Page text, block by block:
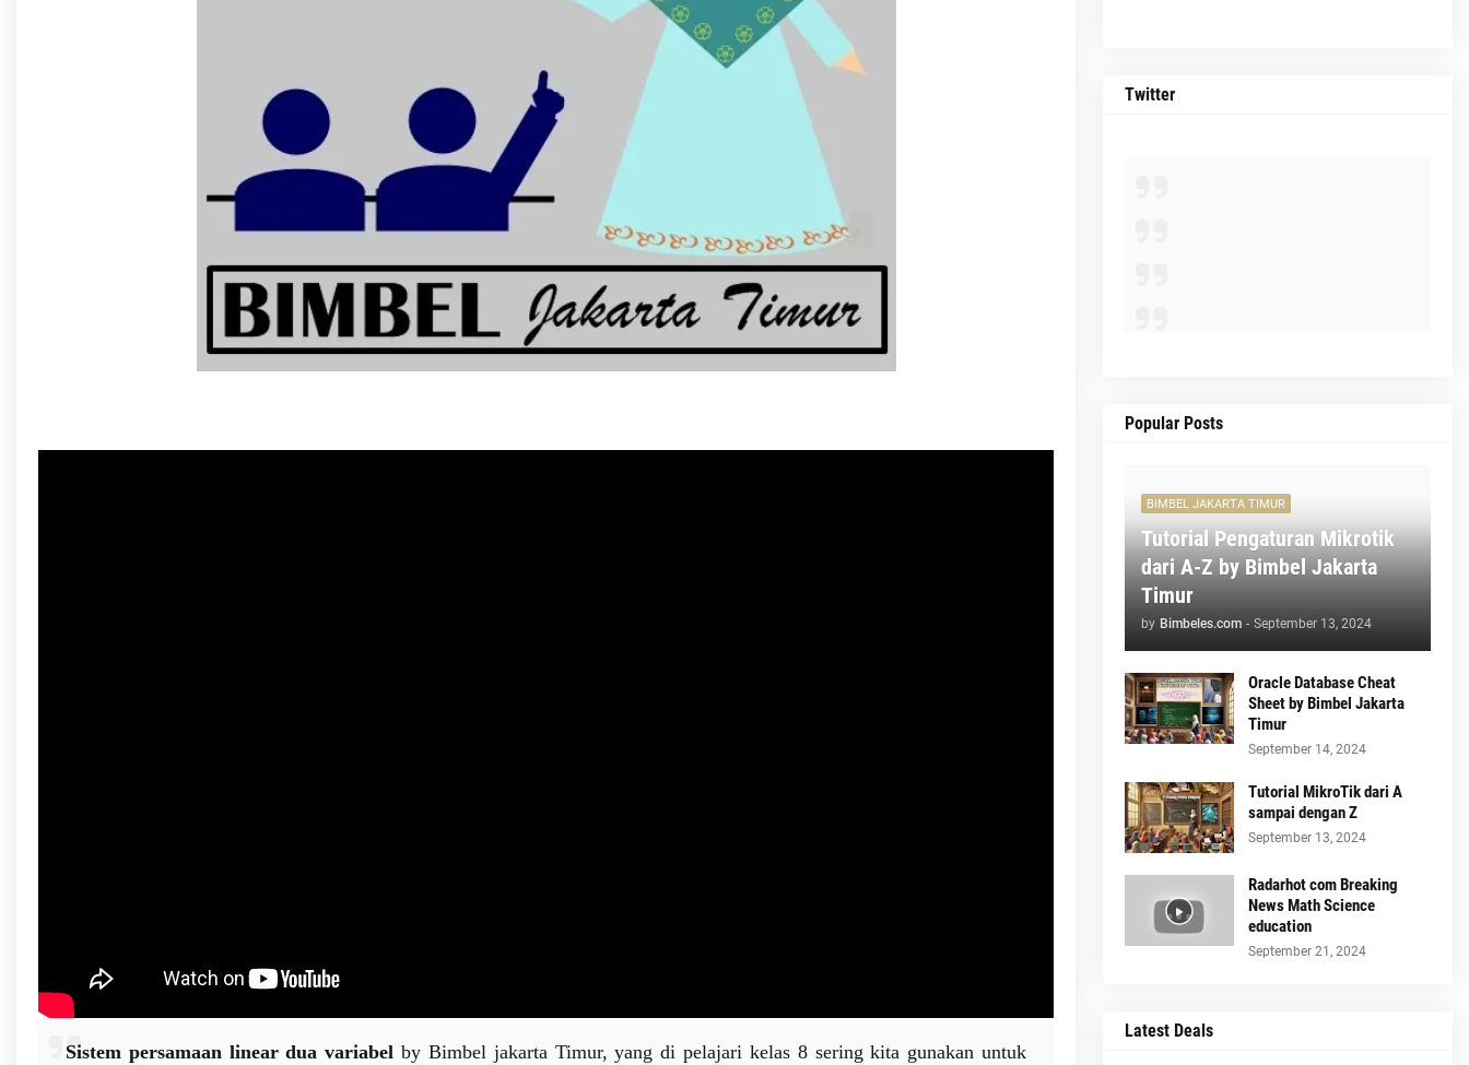
Sistem persamaan linear dua variabel by Bimbel jakarta Timur, yang di pelajari kelas 8 sering kita gunakan untuk
Twitter
Popular Posts
BIMBEL JAKARTA TIMUR
Tutorial Pengaturan Mikrotik
dari A-Z by Bimbel Jakarta
Timur
by Bimbeles.com - September 13, 2024
Oracle Database Cheat
Sheet by Bimbel Jakarta
Timur
September 14, 2024
Tutorial MikroTik dari A
sampai dengan Z
September 13, 2024
Radarhot com Breaking
News Math Science
education
September 21, 2024
Latest Deals